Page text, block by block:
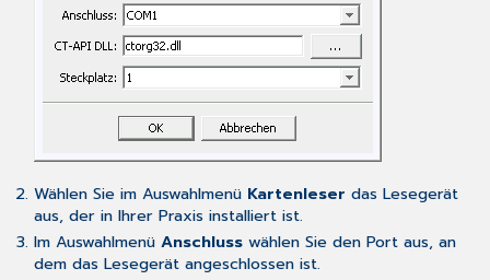
Wählen Sie im Auswahlmenü Kartenleser das Lesegerät
aus, der in Ihrer Praxis installiert ist.
Im Auswahlmenü Anschlusswählen Sie den Port aus, an
dem das Lesegerät angeschlossen ist.